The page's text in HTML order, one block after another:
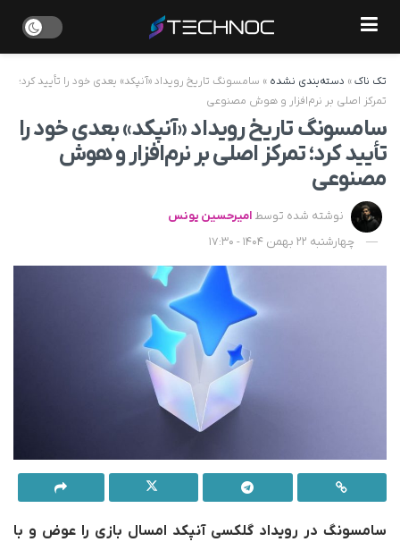
تک ناک» دسته‌بندی نشده » سامسونگ تاریخ رویداد «آنپکد» بعدی خود را تأیید کرد؛
تمرکز اصلی بر نرم‌افزار و هوش مصنوعی
سامسونگ تاریخ رویداد «آنپکد» بعدی خود را
تأیید کرد؛ تمرکز اصلی بر نرم‌افزار و هوش
مصنوعی
نوشته شده توسط امیرحسین یونس
چهارشنبه 22 بهمن 1404 - 17:30
سامسونگ در رویداد گلکسی آنپکد امسال بازی را عوض و با